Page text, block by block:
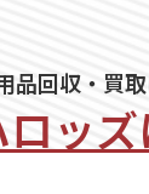
品回収・買
ッズ